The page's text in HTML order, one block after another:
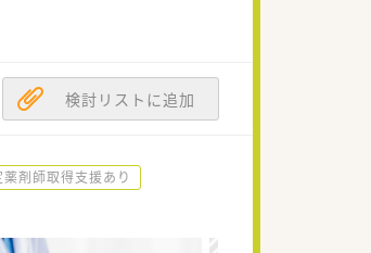
検討リストに追加
薬剤師取得支援あり